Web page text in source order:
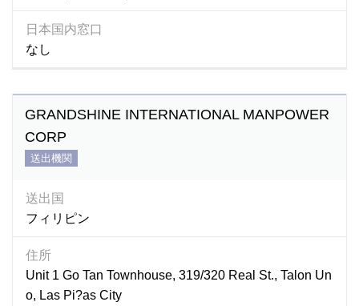
日本国内窓口
なし
GRANDSHINE INTERNATIONAL MANPOWER
CORP
送出機関
送出国
フィリピン
住所
Unit 1 Go Tan Townhouse, 319/320 Real St., Talon Un
o, Las Pi?as City